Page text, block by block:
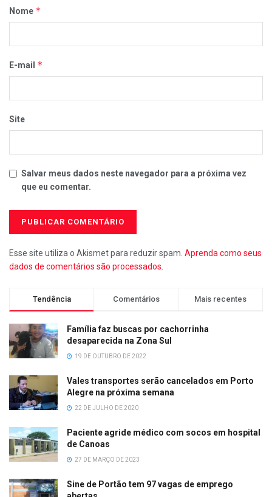
Nome *
E-mail *
Site
Salvar meus dados neste navegador para a próxima vez
que eu comentar.
Esse site utiliza o Akismet para reduzir spam. Aprenda como seus
dados de comentários são processados
Tendência Comentários Mais recentes
Família faz buscas por cachorrinha
desaparecida na Zona Sul
19 DE OUTUBRO DE 2022
Vales transportes serão cancelados em Porto
Alegre na próxima semana
22 DE JULHO DE 2020
Paciente agride médico com socos em hospital
de Canoas
27 DE MARÇO DE 2023
Sine de Portão tem 97 vagas de emprego